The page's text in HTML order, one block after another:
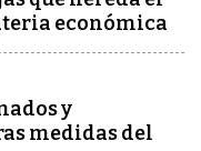
económica
y
medidas del